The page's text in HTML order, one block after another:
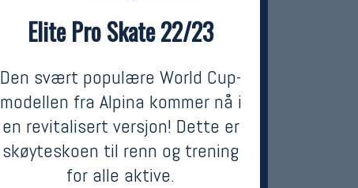
Elite Pro Skate 22/23
Den svært populære World Cup-
modellen fra Alpina kommer nå i
en revitalisert versjon! Dette er
skøyteskoen til renn og trening
for alle aktive.